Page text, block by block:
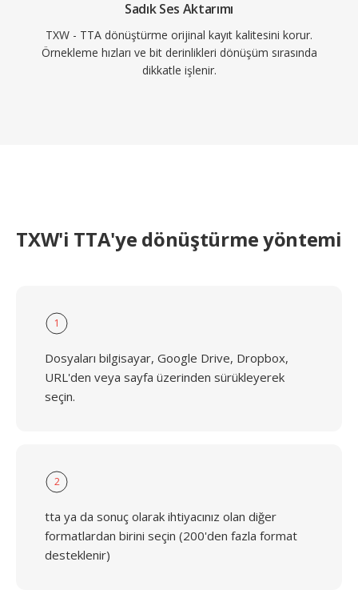
Sadık Ses Aktarımı
TXW - TTA dönüştürme orijinal kayıt kalitesini korur.
Örnekleme hızları ve bit derinlikleri dönüşüm sırasında
dikkatle işlenir.
TXW'i TTA'ye dönüştürme yöntemi
1
Dosyaları bilgisayar, Google Drive, Dropbox,
URL'den veya sayfa üzerinden sürükleyerek
seçin.
2
tta ya da sonuç olarak ihtiyacınız olan diğer
formatlardan birini seçin (200'den fazla format
desteklenir)